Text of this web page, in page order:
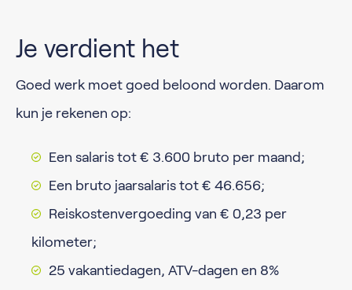
Je verdient het
Goed werk moet goed beloond worden. Daarom
kun je rekenen op:
Een salaris tot € 3.600 bruto per maand;
Een bruto jaarsalaris tot € 46.656;
Reiskostenvergoeding van € 0,23 per
kilometer;
25 vakantiedagen, ATV-dagen en 8%